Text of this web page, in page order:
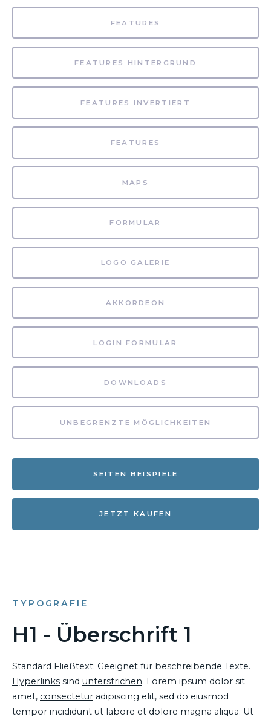
FEATURES
FEATURES HINTERGRUND
FEATURES INVERTIERT
FEATURES
MAPS
FORMULAR
LOGO GALERIE
AKKORDEON
LOGIN FORMULAR
DOWNLOADS
UNBEGRENZTE MÖGLICHKEITEN
SEITEN BEISPIELE
JETZT KAUFEN
TYPOGRAFIE
H1 - Überschrift 1
Standard Fließtext: Geeignet für beschreibende Texte.
Hyperlinks sind unterstrichen. Lorem ipsum dolor sit
amet, consectetur adipiscing elit, sed do eiusmod
tempor incididunt ut labore et dolore magna aliqua. Ut